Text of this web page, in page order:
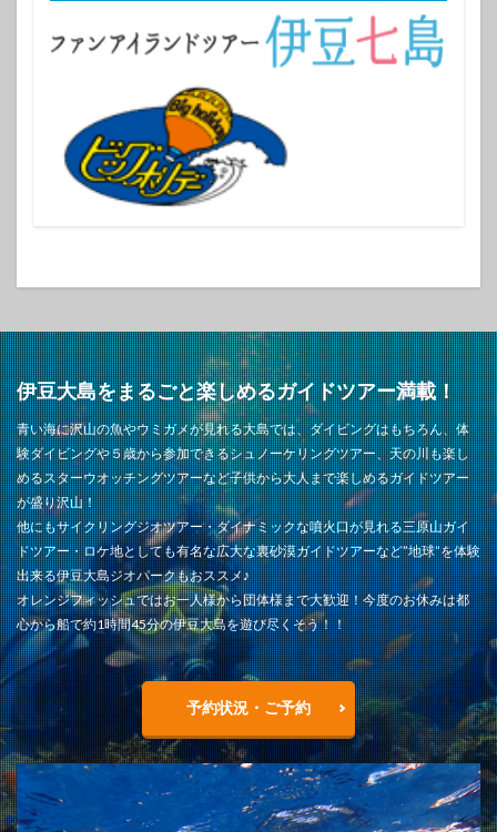
伊豆大島をまるごと楽しめるガイドツアー満載！
青い海に沢山の魚やウミガメが見れる大島では、ダイビングはもちろん、体
験ダイビングや５歳から参加できるシュノーケリングツアー、天の川も楽し
めるスターウオッチングツアーなど子供から大人まで楽しめるガイドツアー
が盛り沢山！
他にもサイクリングジオツアー・ダイナミックな噴火口が見れる三原山ガイ
ドツアー・ロケ地としても有名な広大な裏砂漠ガイドツアーなど”地球”を体験
出来る伊豆大島ジオパークもおススメ♪
オレンジフィッシュではお一人様から団体様まで大歓迎！今度のお休みは都
心から船で約1時間45分の伊豆大島を遊び尽くそう！！
予約状況・ご予約